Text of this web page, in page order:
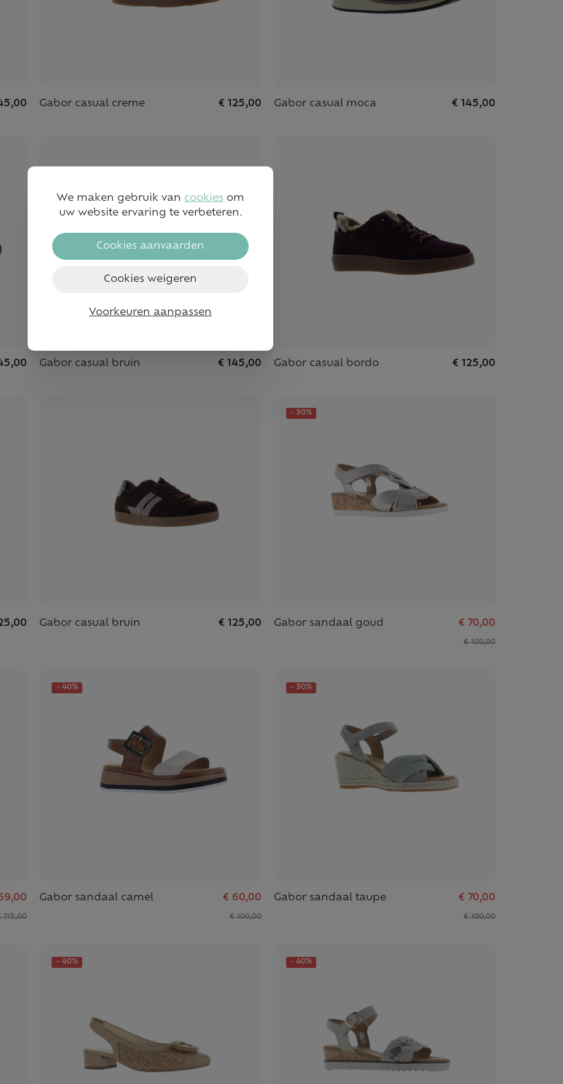
Gabor casual creme € 125,00 Gabor casual moca € 145,00
Gabor casual bruin € 145,00 Gabor casual bordo € 125,00
Gabor casual bruin € 125,00
- 30%
Gabor sandaal goud € 70,00
€ 100,00
115,00
- 40%
Gabor sandaal camel € 60,00
€ 100,00
- 30%
Gabor sandaal taupe € 70,00
€ 100,00
- 40% - 40%
We maken gebruik van cookies om
uw website ervaring te verbeteren.
Cookies aanvaarden
Cookies weigeren
Voorkeuren aanpassen